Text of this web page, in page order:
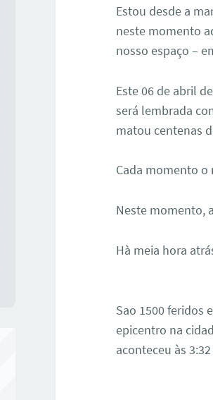
Estou desde a
neste momento
nosso espaço –
Este 06 de abril
será lembrada
matou centenas
Cada momento
Neste momento,
Hà meia hora
Sao 1500 feridos
epicentro na
aconteceu às